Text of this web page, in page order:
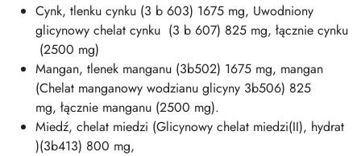
Cynk, tlenku cynku (3 b 603) 1675 mg, Uwodniony
glicynowy chelat cynku (3 b 607) 825 mg, łącznie cynku
(2500 mg)
Mangan, tlenek manganu (3b502) 1675 mg, mangan
(Chelat manganowy wodzianu glicyny 3b506) 825
mg, łącznie manganu (2500 mg).
Miedź, chelat miedzi (Glicynowy chelat miedzi(II), hydrat
)(3b413) 800 mg,